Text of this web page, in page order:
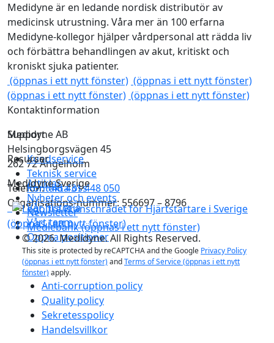
Medidyne är en ledande nordisk distributör av
medicinsk utrustning. Våra mer än 100 erfarna
Medidyne-kollegor hjälper vårdpersonal att rädda liv
och förbättra behandlingen av akut, kritiskt och
kroniskt sjuka patienter.
(öppnas i ett nytt fönster) (öppnas i ett nytt fönster)
(öppnas i ett nytt fönster) (öppnas i ett nytt fönster)
Kontaktinformation
Medidyne AB
Helsingborgsvägen 45
262 72 Ängelholm
Telefon:+46 431 448 050
Organisations-nummer: 556697 – 8796
Support
Kundservice
Teknisk service
Kontakta oss
Resurser
Artiklar
Nyheter och events
Newsletter
Mediebank(öppnas i ett nytt fönster)
Medidyne Sverige
Vår historia
Vårt team
Öppna positioner
(öppnas i ett nytt fönster)
© 2026. Medidyne. All Rights Reserved.
This site is protected by reCAPTCHA and the Google Privacy Policy
(öppnas i ett nytt fönster)andTerms of Service(öppnas i ett nytt
fönster)apply.
Anti-corruption policy
Quality policy
Sekretesspolicy
Handelsvillkor